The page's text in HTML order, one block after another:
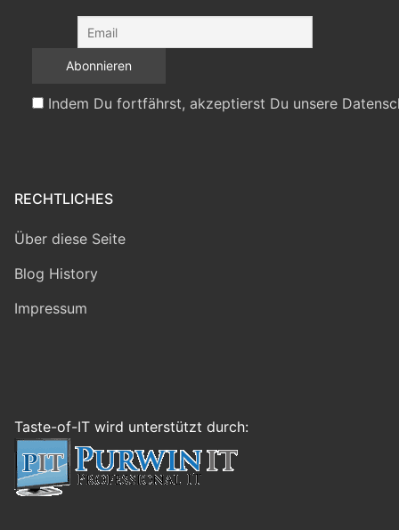
Indem Du fortfährst, akzeptierst Du unsere
RECHTLICHES
Über diese Seite
Blog History
Impressum
Taste-of-IT wird unterstützt durch: